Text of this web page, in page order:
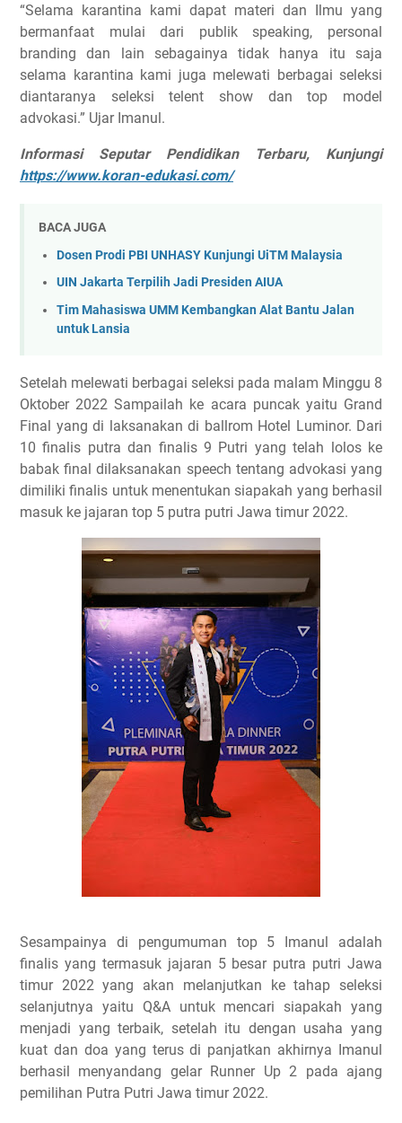
“Selama karantina kami dapat materi dan Ilmu yang
bermanfaat mulai dari publik speaking, personal
branding dan lain sebagainya tidak hanya itu saja
selama karantina kami juga melewati berbagai seleksi
diantaranya seleksi telent show dan top model
advokasi.” Ujar Imanul.
Informasi Seputar Pendidikan Terbaru, Kunjungi
https://www.koran-edukasi.com/
BACA JUGA
Dosen Prodi PBI UNHASY Kunjungi UiTM Malaysia
UIN Jakarta Terpilih Jadi Presiden AIUA
Tim Mahasiswa UMM Kembangkan Alat Bantu Jalan
untuk Lansia
Setelah melewati berbagai seleksi pada malam Minggu 8
Oktober 2022 Sampailah ke acara puncak yaitu Grand
Final yang di laksanakan di ballrom Hotel Luminor. Dari
10 finalis putra dan finalis 9 Putri yang telah lolos ke
babak final dilaksanakan speech tentang advokasi yang
dimiliki finalis untuk menentukan siapakah yang berhasil
masuk ke jajaran top 5 putra putri Jawa timur 2022.
Sesampainya di pengumuman top 5 Imanul adalah
finalis yang termasuk jajaran 5 besar putra putri Jawa
timur 2022 yang akan melanjutkan ke tahap seleksi
selanjutnya yaitu Q&A untuk mencari siapakah yang
menjadi yang terbaik, setelah itu dengan usaha yang
kuat dan doa yang terus di panjatkan akhirnya Imanul
berhasil menyandang gelar Runner Up 2 pada ajang
pemilihan Putra Putri Jawa timur 2022.